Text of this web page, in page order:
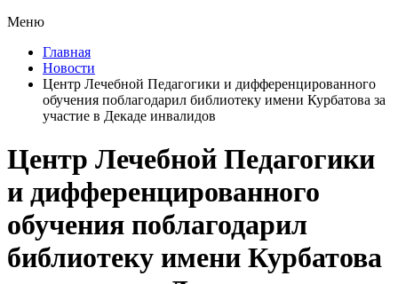
Меню
Главная
Новости
Центр Лечебной Педагогики и дифференцированного
обучения поблагодарил библиотеку имени Курбатова за
участие в Декаде инвалидов
Центр Лечебной Педагогики
и дифференцированного
обучения поблагодарил
библиотеку имени Курбатова